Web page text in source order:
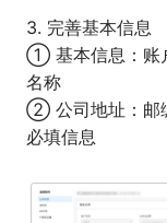
3. 完善基本信息
① 基本信息：账
名称
② 公司地址：邮
必填信息